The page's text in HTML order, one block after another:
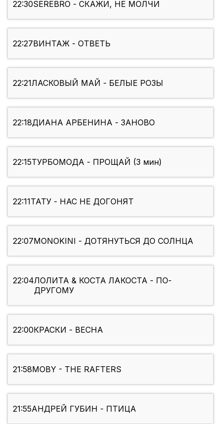
22:30SEREBRO - СКАЖИ, НЕ МОЛЧИ
22:27ВИНТАЖ - ОТВЕТЬ
22:21ЛАСКОВЫЙ МАЙ - БЕЛЫЕ РОЗЫ
22:18ДИАНА АРБЕНИНА - ЗАНОВО
22:15ТУРБОМОДА - ПРОЩАЙ (3 мин)
22:11ТАТУ - НАС НЕ ДОГОНЯТ
22:07MONOKINI - ДОТЯНУТЬСЯ ДО СОЛНЦА
22:04ЛОЛИТА & КОСТА ЛАКОСТА - ПО-
ДРУГОМУ
22:00КРАСКИ - ВЕСНА
21:58MOBY - THE RAFTERS
21:55АНДРЕЙ ГУБИН - ПТИЦА